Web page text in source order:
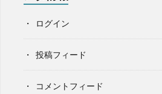
ログイン
投稿フィード
コメントフィード